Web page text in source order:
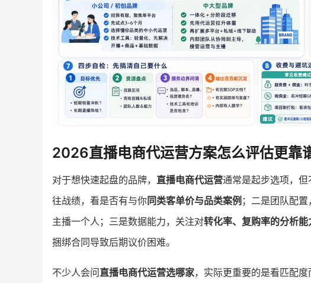
2026直播电商代运营方案怎么评估更靠
对于想快速起盘的品牌， 直播电商代运营通常是起步选项，
往战绩，看是否有与你同类客单价与品类案例 ；二是团队配
主播一个人；三是数据能力，关注对转化率、复购率的分析能
捆绑合同导致后期议价困难。
不少人会问直播电商代运营选哪家，实际更重要的是看匹配